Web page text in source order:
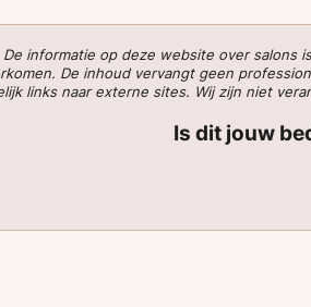
De informatie op deze website over salons
De inhoud vervangt geen
links naar externe sites. Wij zijn niet
Is dit jouw